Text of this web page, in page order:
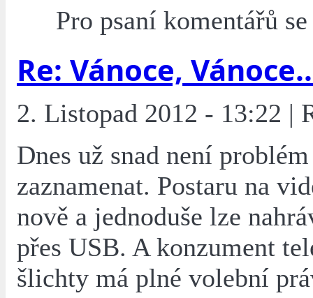
Pro psaní komentářů
Re: Vánoce,
2. Listopad 2012 - 13:22 |
Dnes už snad není
zaznamenat. Postaru na
nově a jednoduše lze
přes USB. A konzument
šlichty má plné volební